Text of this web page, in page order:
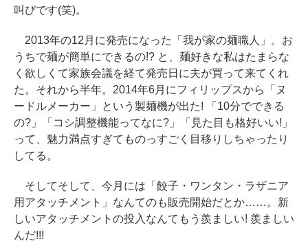
叫びです(笑)。
2013年の12月に発売になった「我が家の麺職人」。お
うちで麺が簡単にできるの!? と、麺好きな私はたまらな
く欲しくて家族会議を経て発売日に夫が買って来てくれ
た。それから半年。2014年6月にフィリップスから「ヌ
ードルメーカー」という製麺機が出た! 「10分でできる
の?」「コシ調整機能ってなに?」「見た目も格好いい!」
って、魅力満点すぎてものっすごく目移りしちゃったり
してる。
そしてそして、今月には「餃子・ワンタン・ラザニア
用アタッチメント」なんてのも販売開始だとか……。新
しいアタッチメントの投入なんてもう羨ましい! 羨ましい
んだ!!!